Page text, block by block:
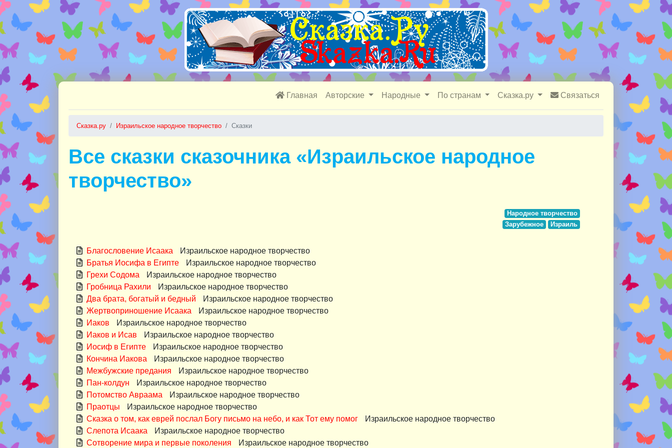
Главная Авторские Народные По странам Сказка.ру Связаться
Сказка.ру Израильское народное творчество Сказки
Все сказки сказочника «Израильское народное
творчество»
Народное творчество
Зарубежное
Израиль
Благословение Исаака
Израильское народное творчество
Братья Иосифа в Египте
Израильское народное творчество
Грехи Содома
Израильское народное творчество
Гробница Рахили
Израильское народное творчество
Два брата, богатый и бедный
Израильское народное творчество
Жертвоприношение Исаака
Израильское народное творчество
Иаков
Израильское народное творчество
Иаков и Исав
Израильское народное творчество
Иосиф в Египте
Израильское народное творчество
Кончина Иакова
Израильское народное творчество
Межбужские предания
Израильское народное творчество
Пан-колдун
Израильское народное творчество
Потомство Авраама
Израильское народное творчество
Праотцы
Израильское народное творчество
Сказка о том, как еврей послал Богу письмо на небо, и как Тот ему помог
Израильское народное творчество
Слепота Исаака
Израильское народное творчество
Сотворение мира и первые поколения
Израильское народное творчество